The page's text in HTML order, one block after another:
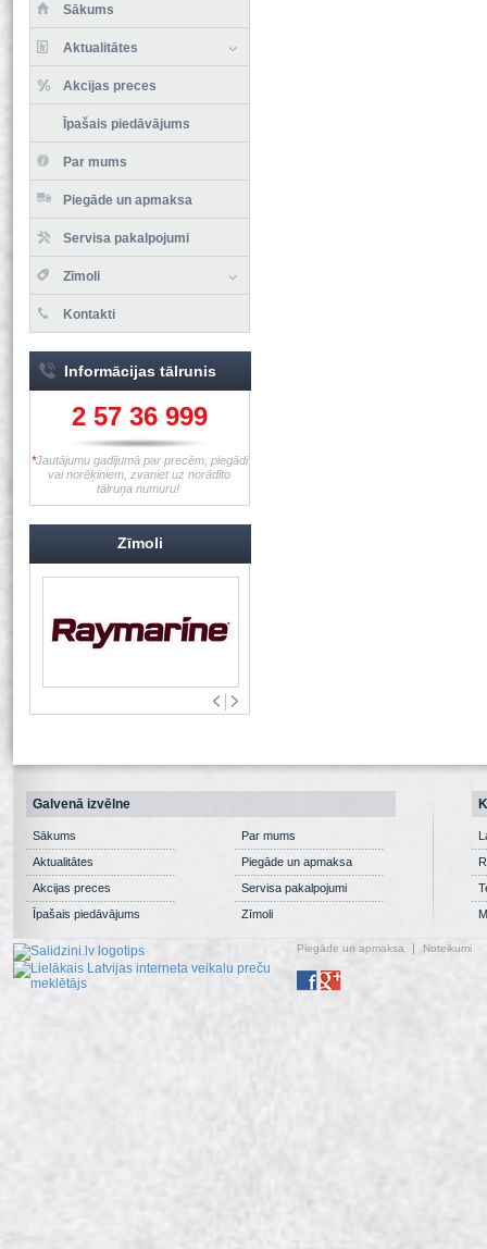
Sākums
Aktualitātes
Akcijas preces
Īpašais piedāvājums
Par mums
Piegāde un apmaksa
Servisa pakalpojumi
Zīmoli
Kontakti
Informācijas tālrunis
2 57 36 999
*Jautājumu gadījumā par precēm, piegādi
vai norēķiniem, zvaniet uz norādīto
tālruņa numuru!
Zīmoli
Galvenā izvēlne
Sākums
Aktualitātes
Akcijas preces
Īpašais piedāvājums
Par mums
Piegāde un apmaksa
Servisa pakalpojumi
Zīmoli
Piegāde un apmaksa Noteikumi